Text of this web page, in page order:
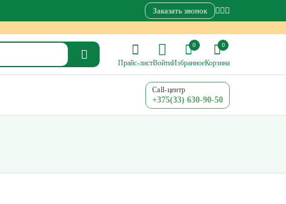
Заказать звонок
Прайс-листВойти
0
Избранное
0
Корзина
Call-центр
+375(33) 630-90-50